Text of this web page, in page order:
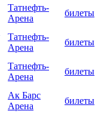
Татнефть-
Арена
билеты
Татнефть-
Арена
билеты
Татнефть-
Арена
билеты
Ак Барс
Арена
билеты